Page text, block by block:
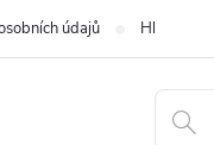
údajů Hledáte a